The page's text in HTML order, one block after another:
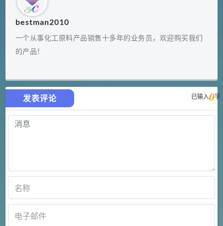
bestman2010
一个从事化工原料产品销售十多年的业务员，欢迎购买我们
的产品！
发表评论 已输入0字